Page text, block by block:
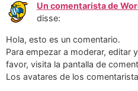
Un comentarista de
disse:
Hola, esto es un comentario.
Para empezar a moderar, editar
favor, visita la pantalla de
Los avatares de los